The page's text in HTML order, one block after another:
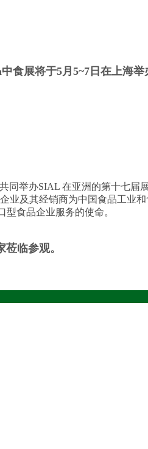
食展将于5月5~7日 在上海举
举办SIAL 在亚洲的第十七届
及其经销商为中国食品工业
食品企业服务的使命。
莅临参观。